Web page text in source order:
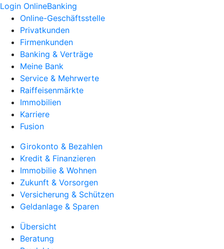
Login OnlineBanking
Online-Geschäftsstelle
Privatkunden
Firmenkunden
Banking & Verträge
Meine Bank
Service & Mehrwerte
Raiffeisenmärkte
Immobilien
Karriere
Fusion
Girokonto & Bezahlen
Kredit & Finanzieren
Immobilie & Wohnen
Zukunft & Vorsorgen
Versicherung & Schützen
Geldanlage & Sparen
Übersicht
Beratung